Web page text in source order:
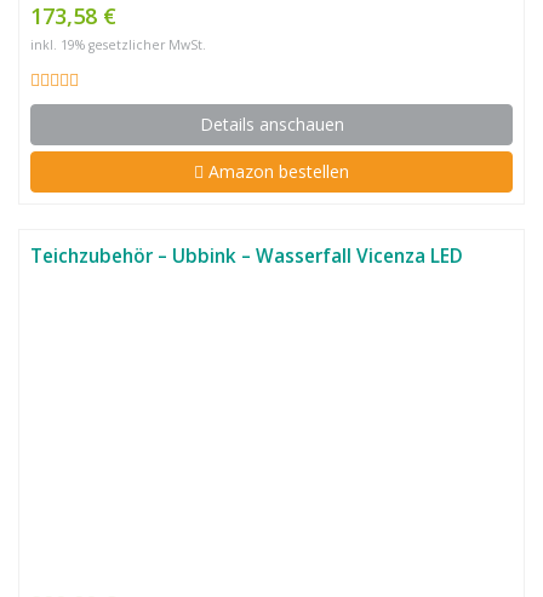
173,58 €
inkl. 19% gesetzlicher MwSt.
Details anschauen
Amazon bestellen
Teichzubehör – Ubbink – Wasserfall Vicenza LED